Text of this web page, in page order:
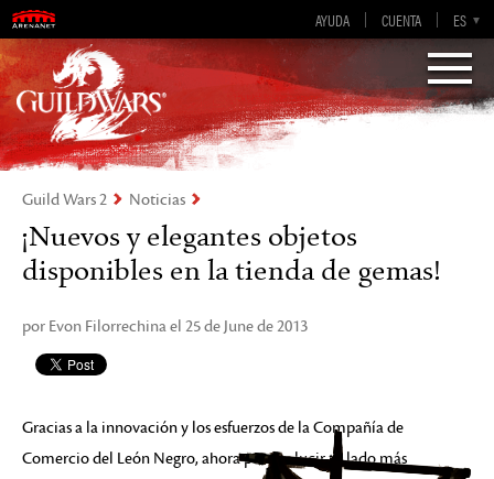
AYUDA CUENTA ES
EN
DE
FR
EN-GB
Visions of Eternity
Guild Wars 2
Guild Wars 2 Noticias
¡Nuevos y elegantes objetos
disponibles en la tienda de gemas!
por Evon Filorrechina el 25 de June de 2013
Gracias a la innovación y los esfuerzos de la Compañía de
Comercio del León Negro, ahora puedes lucir tu lado más